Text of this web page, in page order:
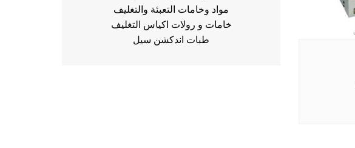
مواد وخامات التعبئة والتغليف
خامات و رولات اكياس التغليف
طبات اندكشن سيل